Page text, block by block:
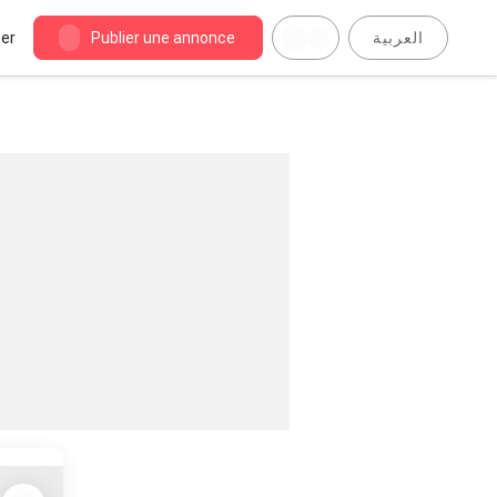
Publier une annonce العربية